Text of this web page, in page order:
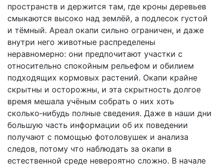
пространств и держится там, где кроны деревьев
смыкаются высоко над землёй, а подлесок густой
и тёмный. Ареал окапи сильно ограничен, и даже
внутри него животные распределены
неравномерно: они предпочитают участки с
относительно спокойным рельефом и обилием
подходящих кормовых растений. Окапи крайне
скрытны и осторожны, и эта скрытность долгое
время мешала учёным собрать о них хоть
сколько‑нибудь полные сведения. Даже в наши дни
большую часть информации об их поведении
получают с помощью фотоловушек и анализа
следов, потому что наблюдать за окапи в
естественной среде невероятно сложно. В начале